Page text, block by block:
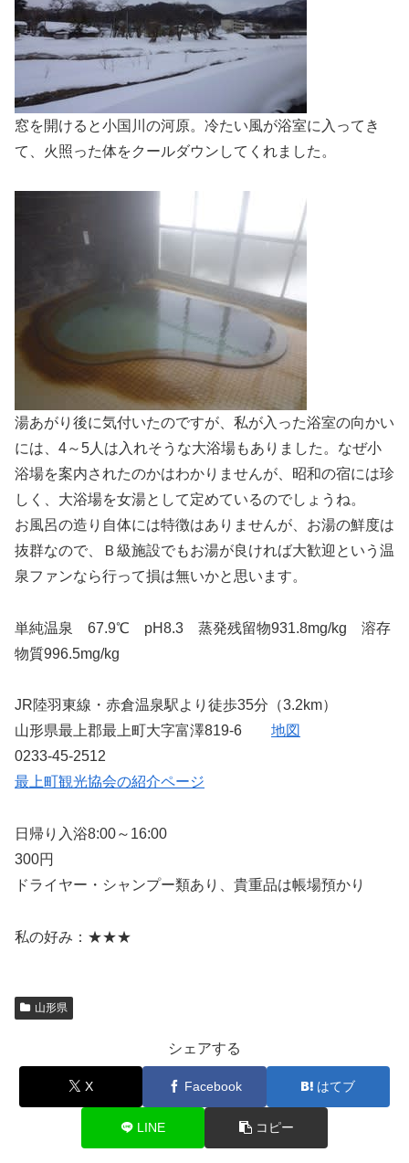
窓を開けると小国川の河原。冷たい風が浴室に入ってき
て、火照った体をクールダウンしてくれました。
湯あがり後に気付いたのですが、私が入った浴室の向かい
には、4～5人は入れそうな大浴場もありました。なぜ小
浴場を案内されたのかはわかりませんが、昭和の宿には珍
しく、大浴場を女湯として定めているのでしょうね。
お風呂の造り自体には特徴はありませんが、お湯の鮮度は
抜群なので、Ｂ級施設でもお湯が良ければ大歓迎という温
泉ファンなら行って損は無いかと思います。
単純温泉 67.9℃ pH8.3 蒸発残留物931.8mg/kg 溶存
物質996.5mg/kg
JR陸羽東線・赤倉温泉駅より徒歩35分（3.2km）
山形県最上郡最上町大字富澤819-6 地図
0233-45-2512
最上町観光協会の紹介ページ
日帰り入浴8:00～16:00
300円
ドライヤー・シャンプー類あり、貴重品は帳場預かり
私の好み：★★★
山形県
シェアする
X Facebook はてブ
LINE コピー